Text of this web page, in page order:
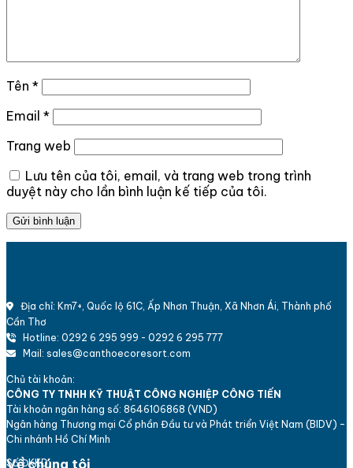
Tên *
Email *
Trang web
Lưu tên của tôi, email, và trang web trong trình
duyệt này cho lần bình luận kế tiếp của tôi.
Địa chỉ: Km7+, Quốc lộ 61C, Ấp Nhơn Thuận, Xã Nhơn Ái, Thành phố
Cần Thơ
Hotline: 0292 6 295 999 - 0292 6 295 777
Mail: sales@canthoecoresort.com
Chủ tài khoản:
CÔNG TY TNHH KỸ THUẬT CÔNG NGHIỆP CÔNG TIẾN
Tài khoản ngân hàng số: 8646106868 (VND)
Ngân hàng Thương mại Cổ phần Đầu tư và Phát triển Việt Nam (BIDV) -
Chi nhánh Hồ Chí Minh
Số ĐKKD:
Về chúng tôi